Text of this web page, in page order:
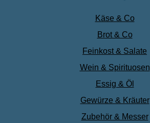
Käse & Co
Brot & Co
Feinkost & Salate
Wein & Spirituosen
Essig & Öl
Gewürze & Kräuter
Zubehör & Messer